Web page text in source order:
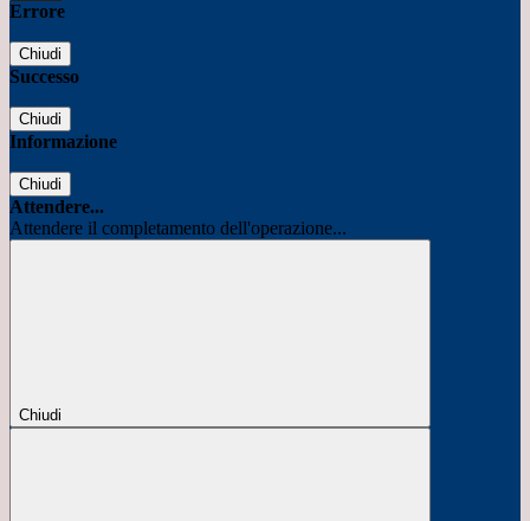
Errore
Chiudi
Successo
Chiudi
Informazione
Chiudi
Attendere...
Attendere il completamento dell'operazione...
Chiudi